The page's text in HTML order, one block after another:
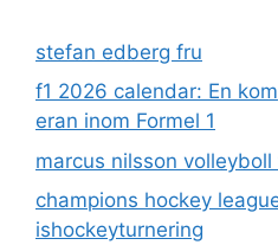
stefan edberg fru
f1 2026 calendar: En
eran inom Formel 1
marcus nilsson volleyboll
champions hockey
ishockeyturnering